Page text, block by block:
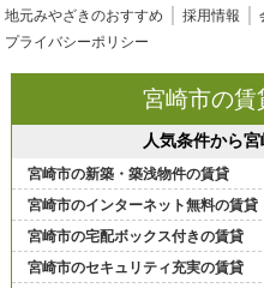
地元みやざきのおすすめ
採用情報
プライバシーポリシー
宮崎市の賃
人気条件から
宮崎市の新築・築浅物件の賃貸
宮崎市のインターネット無料の賃貸
宮崎市の宅配ボックス付きの賃貸
宮崎市のセキュリティ充実の賃貸